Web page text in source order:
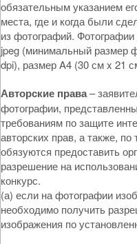
обязательным указанием
места, где и когда были
из фотографий.
jpeg (минимальный размер
dpi), размер A4 (30 см x 21
Авторские права–
фотографии,
требованиям по защите
авторских прав, а также,
обязуются предоставить
разрешение на
конкурс.
(а) если на фотографии
необходимо получить
изображения по